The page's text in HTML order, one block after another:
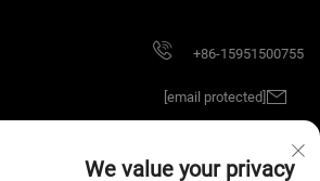
+86-15951500755
We value your privacy